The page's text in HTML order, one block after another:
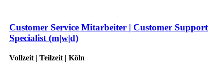
Customer Service Mitarbeiter | Customer Support
Specialist (m|w|d)
Vollzeit | Teilzeit | Köln